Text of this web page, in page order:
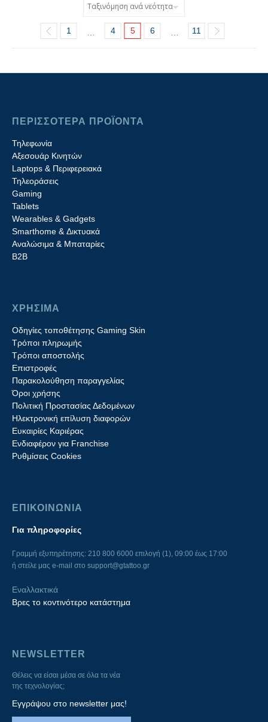
1 4 5 6 11
ΠΕΡΙΣΣΟΤΕΡΑ ΠΡΟΪΟΝΤΑ
Τηλεφωνία
Αξεσουάρ Κινητών
Laptops & Περιφερειακά
Τηλεοράσεις
Gaming
Tablets
Wearables & Gadgets
Smarthome & Δικτυακά
Aναλώσιμα & Μπαταρίες
Β2B
ΧΡΗΣΙΜΑ
Οδηγίες τοποθέτησης Gaming Skin
Τρόποι πληρωμής
Τρόποι αποστολής
Επιστροφές
Παρακολούθηση παραγγελίας
Όροι χρήσης
Πολιτική Προστασίας Δεδομένων
Ηλεκτρονική επίλυση διαφορών
Ευκαιρίες Καριέρας
Ενδιαφέρον για Franchise
Ρυθμίσεις Cookies
ΕΠΙΚΟΙΝΩΝΙΑ
Για πληροφορίες
Γραμμή εξυπηρέτησης: 210 800 6000 επιλογή (1), 09:00 έως 17:00
ή στείλε μας e-mail στο support@gtattoo.gr
Εναλλακτικά
Βρες το κοντινότερο κατάστημα
NEWSLETTER
Θέλεις να είσαι μέσα σε όλα τα νέα
της τεχνολογίας;
Εγγράψου στο newsletter μας!